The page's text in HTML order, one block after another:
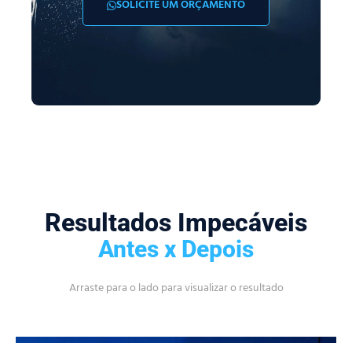
SOLICITE UM ORÇAMENTO
Resultados Impecáveis
Antes x Depois
Arraste para o lado para visualizar o resultado